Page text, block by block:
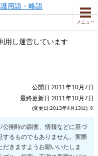
メニュー
用し運営しています
公開日:2011年10月7日
最終更新日:2011年10月7日
(変更日:2013年4月13日) ※